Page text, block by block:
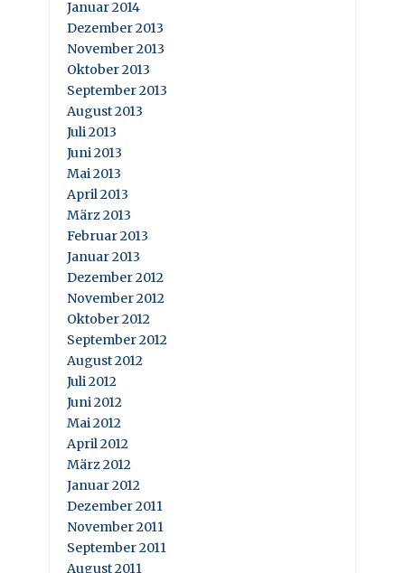
Januar 2014
Dezember 2013
November 2013
Oktober 2013
September 2013
August 2013
Juli 2013
Juni 2013
Mai 2013
April 2013
März 2013
Februar 2013
Januar 2013
Dezember 2012
November 2012
Oktober 2012
September 2012
August 2012
Juli 2012
Juni 2012
Mai 2012
April 2012
März 2012
Januar 2012
Dezember 2011
November 2011
September 2011
August 2011